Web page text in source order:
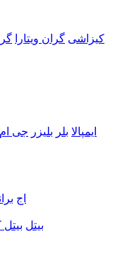
کیزاشی گران ویتارا
ایمپالا بلر بلیزر جی
اج
بیتل